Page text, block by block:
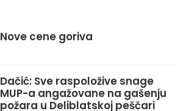
Nove cene goriva
Dačić: Sve raspoložive snage
MUP-a angažovane na gašenju
požara u Deliblatskoj peščari